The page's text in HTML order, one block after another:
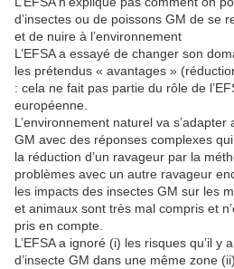
d’insectes ou de poissons GM de se
et de nuire à l’environnement
L’EFSA a essayé de changer son
les prétendus « avantages »
: cela ne fait pas partie du rôle de
européenne.
L’environnement naturel va s’adapter
GM avec des réponses complexes
la réduction d’un ravageur par la
problèmes avec un autre ravageur
les impacts des insectes GM sur les
et animaux sont très mal compris et
pris en compte.
L’EFSA a ignoré (i) les risques qu’il y
d’insecte GM dans une même zone